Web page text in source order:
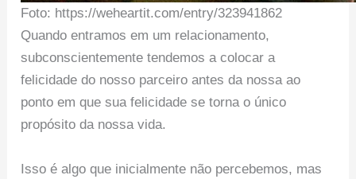
Foto: https://weheartit.com/entry/323941862
Quando entramos em um relacionamento,
subconscientemente tendemos a colocar a
felicidade do nosso parceiro antes da nossa ao
ponto em que sua felicidade se torna o único
propósito da nossa vida.
Isso é algo que inicialmente não percebemos, mas